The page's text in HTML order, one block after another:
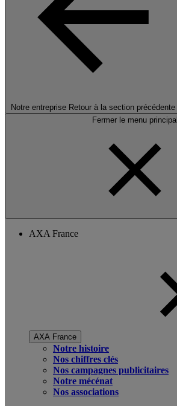
Notre entreprise Retour à la section précédente
Fermer le menu principal
AXA France
AXA France
Notre histoire
Nos chiffres clés
Nos campagnes publicitaires
Notre mécénat
Nos associations